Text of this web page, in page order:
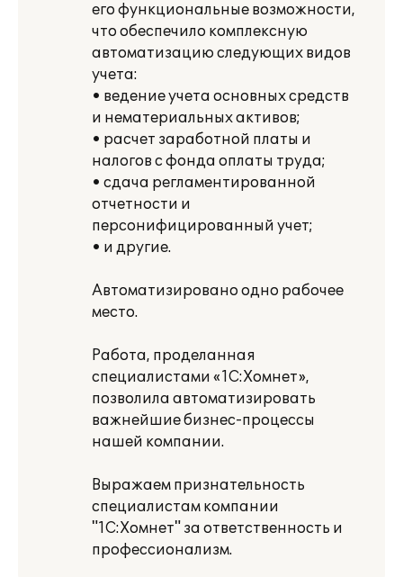
его функциональные возможности,
что обеспечило комплексную
автоматизацию следующих видов
учета:
• ведение учета основных средств
и нематериальных активов;
• расчет заработной платы и
налогов с фонда оплаты труда;
• сдача регламентированной
отчетности и
персонифицированный учет;
• и другие.
Автоматизировано одно рабочее
место.
Работа, проделанная
специалистами «1С:Хомнет»,
позволила автоматизировать
важнейшие бизнес-процессы
нашей компании.
Выражаем признательность
специалистам компании
"1С:Хомнет" за ответственность и
профессионализм.